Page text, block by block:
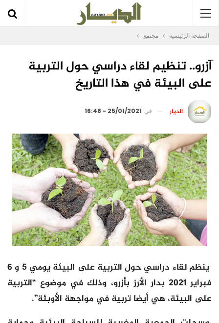
الصفحة الرئيسية مجتمع
آزرو.. تنظيم لقاء دراسي حول التربية
على البيئة في هذا التاريخ
الديار في 25/01/2021 - 16:48
ينظم لقاء دراسي حول التربية على البيئة يومي 5 و 6
فبراير 2021 بدار الأرز بأزرو، وذلك في موضوع “التربية
على البيئة، هي أيضا تربية في مواجهة الأوبئة”.